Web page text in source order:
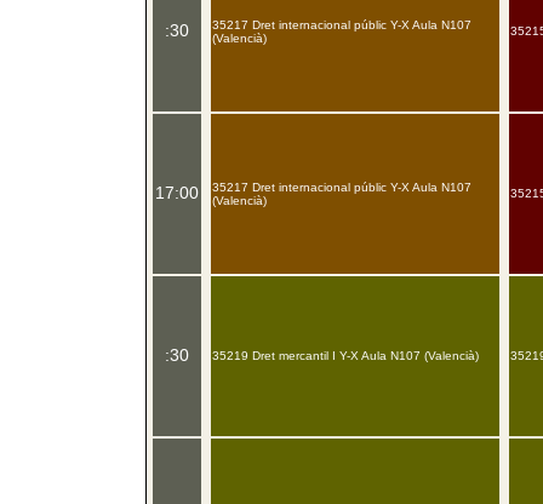
:30
17:00
:30
35217 Dret internacional públic Y-X Aula N107
(Valencià)
35217 Dret internacional públic Y-X Aula N107
(Valencià)
35219 Dret mercantil I Y-X Aula N107 (Valencià)